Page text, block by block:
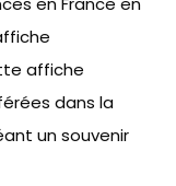
affiche
dans la
un souvenir